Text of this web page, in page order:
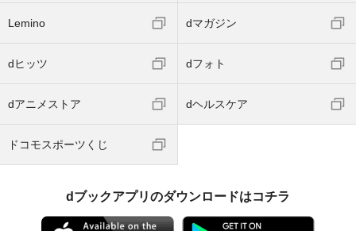
Lemino dマガジン
dヒッツ dフォト
dアニメストア dヘルスケア
ドコモスポーツくじ
dブックアプリのダウンロードはコチラ